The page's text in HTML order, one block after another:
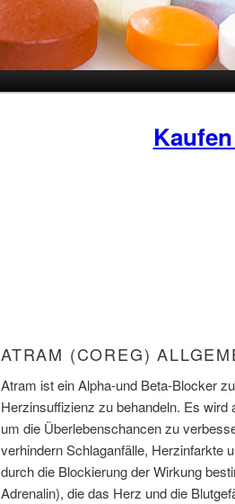
ATRAM (COREG)
Atram ist ein Alpha-und Beta-Blocker
Herzinsuffizienz zu behandeln. Es
um die Überlebenschancen zu
verhindern Schlaganfälle, Herzinfarkte
durch die Blockierung der Wirkung
Adrenalin), die das Herz und die